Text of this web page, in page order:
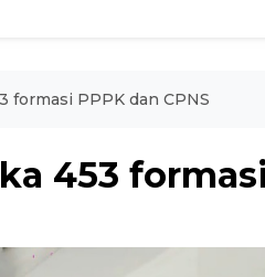
formasi PPPK dan CPNS
453